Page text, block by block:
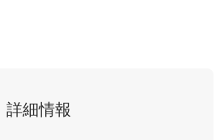
詳細情報